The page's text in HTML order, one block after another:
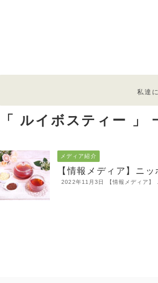
私達
「 ルイボスティー 」
メディア紹介
【情報メディア】ニ
2022年11月3日 【情報メディア】